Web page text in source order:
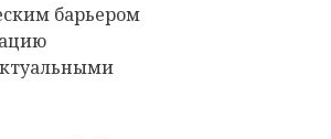
барьером